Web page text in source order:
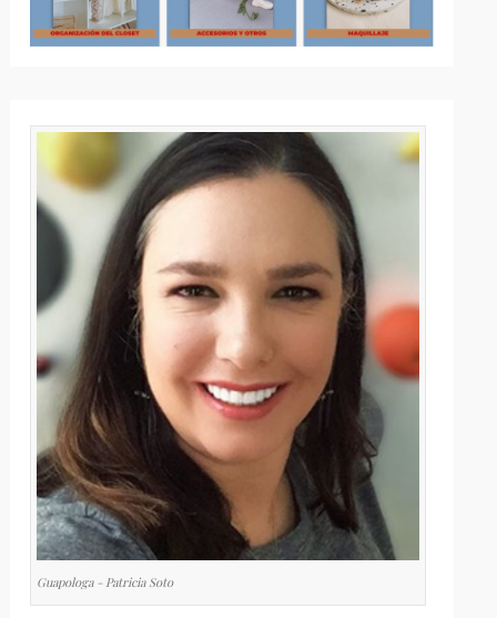
Guapologa - Patricia Soto